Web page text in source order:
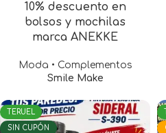
10% descuento en
bolsos y mochilas
marca ANEKKE
Moda • Complementos
Smile Make
TERUEL
SIN CUPÓN